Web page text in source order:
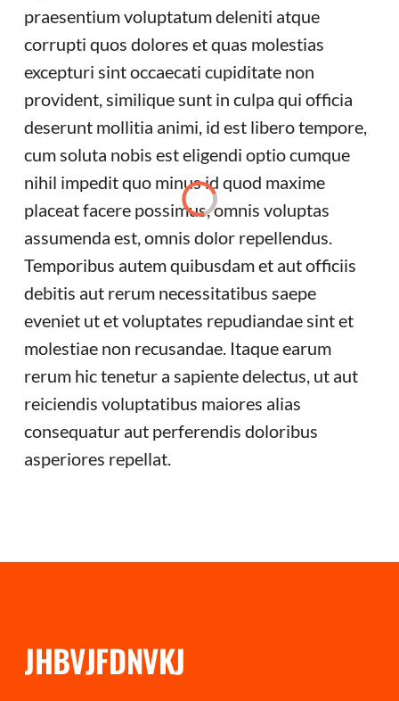
praesentium voluptatum deleniti atque
corrupti quos dolores et quas molestias
excepturi sint occaecati cupiditate non
provident, similique sunt in culpa qui officia
deserunt mollitia animi, id est libero tempore,
cum soluta nobis est eligendi optio cumque
nihil impedit quo minus id quod maxime
placeat facere possimus, omnis voluptas
assumenda est, omnis dolor repellendus.
Temporibus autem quibusdam et aut officiis
debitis aut rerum necessitatibus saepe
eveniet ut et voluptates repudiandae sint et
molestiae non recusandae. Itaque earum
rerum hic tenetur a sapiente delectus, ut aut
reiciendis voluptatibus maiores alias
consequatur aut perferendis doloribus
asperiores repellat.
JHBVJFDNVKJ